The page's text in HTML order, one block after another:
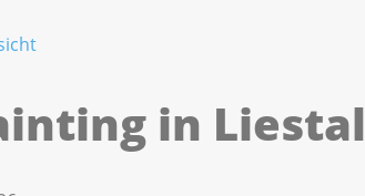
in Liestal